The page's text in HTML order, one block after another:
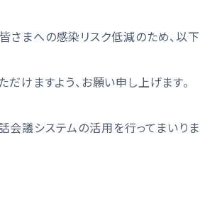
まへの感染リスク低減のため、以下
けますよう、お願い申し上げます。
会議システムの活用を行ってまいりま